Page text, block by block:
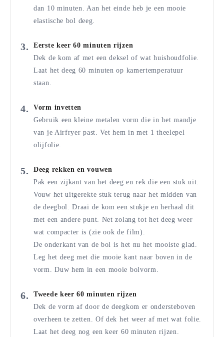
dan 10 minuten. Aan het einde heb je een mooie
elastische bol deeg.
Eerste keer 60 minuten rijzen
Dek de kom af met een deksel of wat huishoudfolie.
Laat het deeg 60 minuten op kamertemperatuur
staan.
Vorm invetten
Gebruik een kleine metalen vorm die in het mandje
van je Airfryer past. Vet hem in met 1 theelepel
olijfolie.
Deeg rekken en vouwen
Pak een zijkant van het deeg en rek die een stuk uit.
Vouw het uitgerekte stuk terug naar het midden van
de deegbol. Draai de kom een stukje en herhaal dit
met een andere punt. Net zolang tot het deeg weer
wat compacter is (zie ook de film).
De onderkant van de bol is het nu het mooiste glad.
Leg het deeg met die mooie kant naar boven in de
vorm. Duw hem in een mooie bolvorm.
Tweede keer 60 minuten rijzen
Dek de vorm af door de deegkom er ondersteboven
overheen te zetten. Of dek het weer af met wat folie.
Laat het deeg nog een keer 60 minuten rijzen.